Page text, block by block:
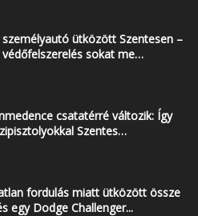
ütközött Szentesen –
sokat me…
csatatérré változik: Így
Szentes…
fordulás miatt ütközött össze
egy Dodge Challenger...